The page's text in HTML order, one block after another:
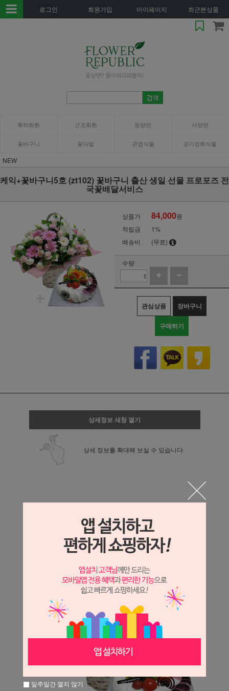
로그인 회원가입 마이페이지 최근본상품
축하화환 근조화환 동양란 서양란
꽃바구니 꽃다발 관엽식물 공기정화식물
NEW
케익+꽃바구니5호 (zt102) 꽃바구니 출산 생일 선물 프로포즈 전
국꽃배달서비스
상품가 84,000원
적립금
1%
배송비
(무료)
수량
관심상품 장바구니
구매하기
상세정보 새창 열기
상세 정보를 확대해 보실 수 있습니다.
일주일간 열지 않기